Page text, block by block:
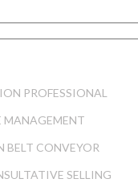
PROFESSIONAL
MANAGEMENT
BELT CONVEYOR
SELLING